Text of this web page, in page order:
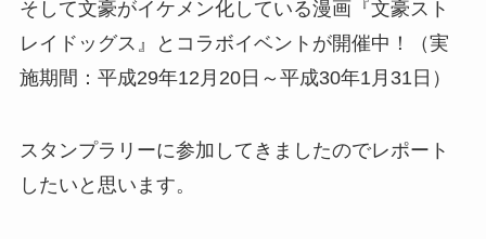
そして文豪がイケメン化している漫画『文豪スト
レイドッグス』とコラボイベントが開催中！（実
施期間：平成29年12月20日～平成30年1月31日）
スタンプラリーに参加してきましたのでレポート
したいと思います。